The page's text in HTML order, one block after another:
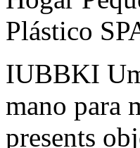
Plástico
IUBBKI
mano para
presents